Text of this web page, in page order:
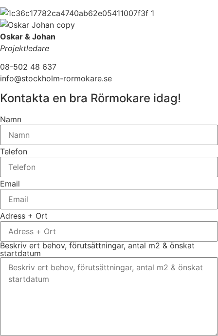
Oskar & Johan
Projektledare
08-502 48 637
info@stockholm-rormokare.se
Kontakta en bra Rörmokare idag!
Namn
Telefon
Email
Adress + Ort
Beskriv ert behov, förutsättningar, antal m2 & önskat
startdatum